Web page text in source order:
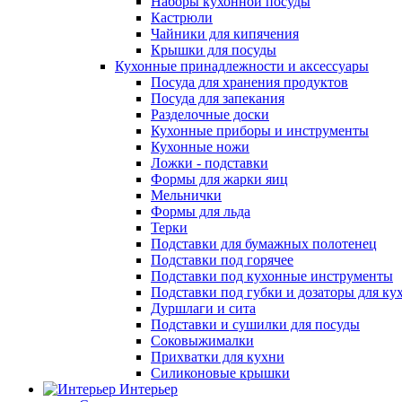
Кастрюли
Чайники для кипячения
Крышки для посуды
Кухонные принадлежности и аксессуары
Посуда для хранения продуктов
Посуда для запекания
Разделочные доски
Кухонные приборы и инструменты
Кухонные ножи
Ложки - подставки
Формы для жарки яиц
Мельнички
Формы для льда
Терки
Подставки для бумажных полотенец
Подставки под горячее
Подставки под кухонные инструменты
Подставки под губки и дозаторы для
Дуршлаги и сита
Подставки и сушилки для посуды
Соковыжималки
Прихватки для кухни
Силиконовые крышки
Интерьер